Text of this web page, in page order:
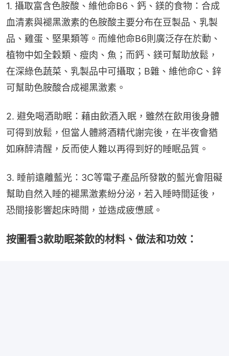
1. 攝取富含色胺酸、維他命B6、鈣、鎂的食物：合成
血清素與褪黑激素的色胺酸主要分布在豆製品、乳製
品、雞蛋、堅果類等。而維他命B6則廣泛存在於動、
植物中如全穀類、瘦肉、魚；而鈣、鎂可幫助放鬆，
在深綠色蔬菜、乳製品中可攝取；B雜、維他命C、鋅
可幫助色胺酸合成褪黑激素。
2. 避免喝酒助眠：藉由飲酒入眠，雖然在飲用後身體
可得到放鬆，但當人體將酒精代謝完後，在半夜會猶
如麻醉清醒，反而使人難以再得到好的睡眠品質。
3. 睡前遠離藍光：3C等電子產品所發散的藍光會阻礙
幫助自然入睡的褪黑激素紛分泌，若入睡時間延後，
恐間接影響起床時間，並造成疲憊感。
按圖看3款助眠茶飲的材料、做法和功效：